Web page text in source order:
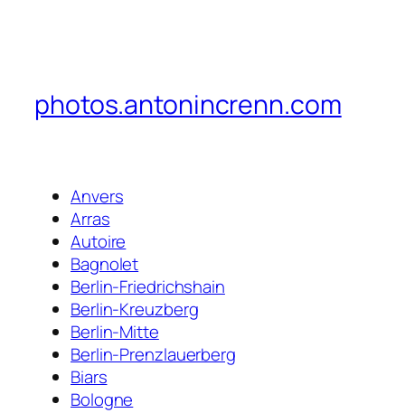
photos.antonincrenn.com
Anvers
Arras
Autoire
Bagnolet
Berlin-Friedrichshain
Berlin-Kreuzberg
Berlin-Mitte
Berlin-Prenzlauerberg
Biars
Bologne